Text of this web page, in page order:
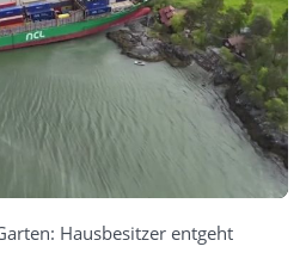
Hausbesitzer entgeht